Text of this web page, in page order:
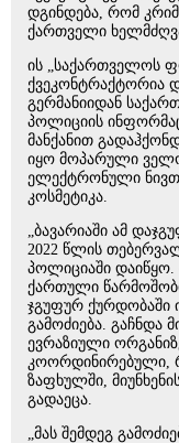
დგინდება, რომ
ქართველი
ის „საქართველოს
ქვეკონტრაქტორია
გერმანიიდან
პოლიციის
მანქანით
იყო მოპარული
ელექტრონული
კოსმეტიკა.
„ბავარიაში ამ
2022 წლის
პოლიციაში
ქართული
ჯგუფურ ქურდობაში
გამოძიება. გაჩნდა
ევრაზიული
კოორდინირებული,
ზაფხულში,
გადაეცა.
„მას შემდეგ